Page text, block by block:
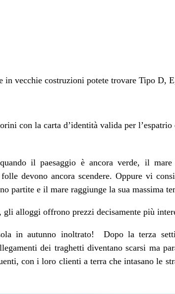
in vecchie costruzioni potete trovare Tipo D,
con la carta d’identità valida per l’espatrio
il paesaggio è ancora verde, il
devono ancora scendere. Oppure vi
partite e il mare raggiunge la sua massima
alloggi offrono prezzi decisamente più
in autunno inoltrato! Dopo la terza
dei traghetti diventano scarsi ma
con i loro clienti a terra che intasano le